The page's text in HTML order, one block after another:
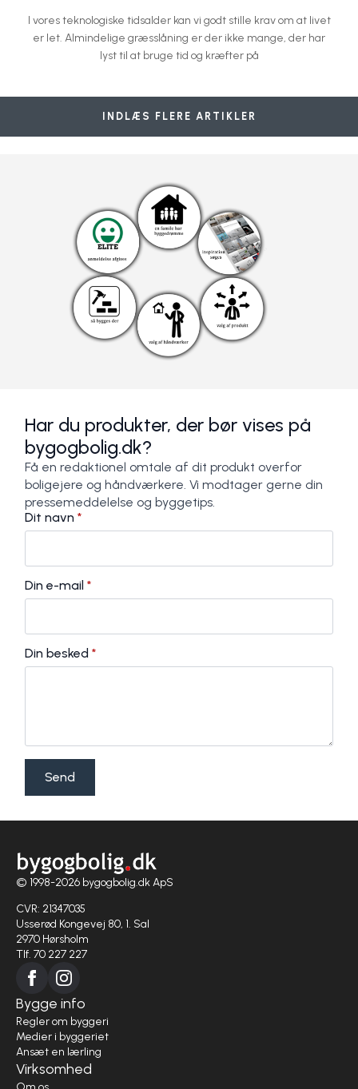
I vores teknologiske tidsalder kan vi godt stille krav om at livet
er let. Almindelige græsslåning er der ikke mange, der har
lyst til at bruge tid og kræfter på
Sådan vinterklargører du en robot græsslåmaskine
Wiper Blitz X robotplæneklipper
Terrængående plæneklipper
Ambrogio L50 klipper græsset
INDLÆS FLERE ARTIKLER
Har du produkter, der bør vises på
bygogbolig.dk?
Få en redaktionel omtale af dit produkt overfor
boligejere og håndværkere. Vi modtager gerne din
pressemeddelelse og byggetips.
Dit navn *
Din e-mail *
Din besked *
Send
© 1998-2026 bygogbolig.dk ApS
CVR: 21347035
Usserød Kongevej 80, 1. Sal
2970 Hørsholm
Tlf. 70 227 227
Bygge info
Regler om byggeri
Medier i byggeriet
Ansæt en lærling
Virksomhed